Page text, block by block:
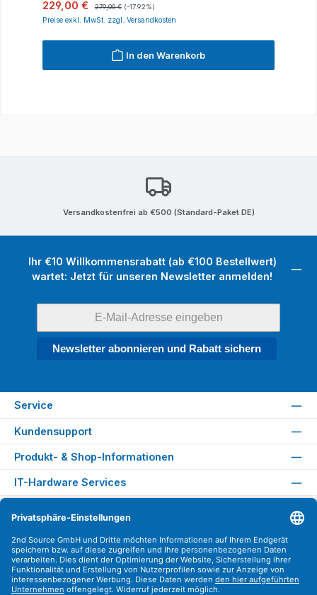
Verkaufspreis:
229,00 € 279,00 € (-17.92%)
Preise exkl. MwSt. zzgl. Versandkosten
In den Warenkorb
Versandkostenfrei ab €500 (Standard-Paket DE)
Ihr €10 Willkommensrabatt (ab €100 Bestellwert)
wartet: Jetzt für unseren Newsletter anmelden!
Newsletter abonnieren und Rabatt sichern
Service
Kundensupport
Produkt- & Shop-Informationen
IT-Hardware Services
Versandarten
Zahlungsarten
Sicher Einkaufen